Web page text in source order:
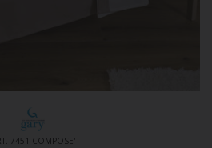
7451-COMPOSE'